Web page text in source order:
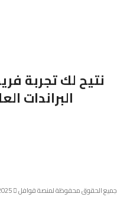
نتيح لك تجربة
البراندات
جميع الحقوق محفوظة لمنصة قوافل